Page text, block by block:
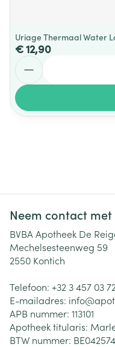
Uriage Thermaal Water
€ 12,90
Neem contact
BVBA Apotheek De
Mechelsesteenweg 59
2550 Kontich
Telefoon: +32 3 457 03 72
E-mailadres: info@
APB nummer: 113101
Apotheek titularis:
BTW nummer: